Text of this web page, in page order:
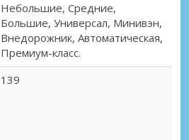
Небольшие, Средние,
Большие, Универсал, Минивэн,
Внедорожник, Автоматическая,
Премиум-класс.
139